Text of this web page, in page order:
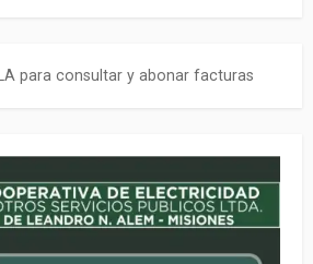
para consultar y abonar facturas